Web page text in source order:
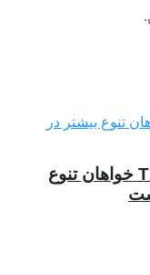
ستاره سریال The Rings of Power خواهان تنوع